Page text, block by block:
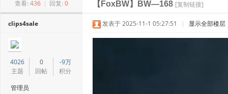
查看: 436 | 回复: 0 【FoxBW】BW—168 [复制链接]
clips4sale
4026
主题
0
回帖
-9万
积分
管理员
发表于 2025-11-1 05:27:51 | 显示全部楼层